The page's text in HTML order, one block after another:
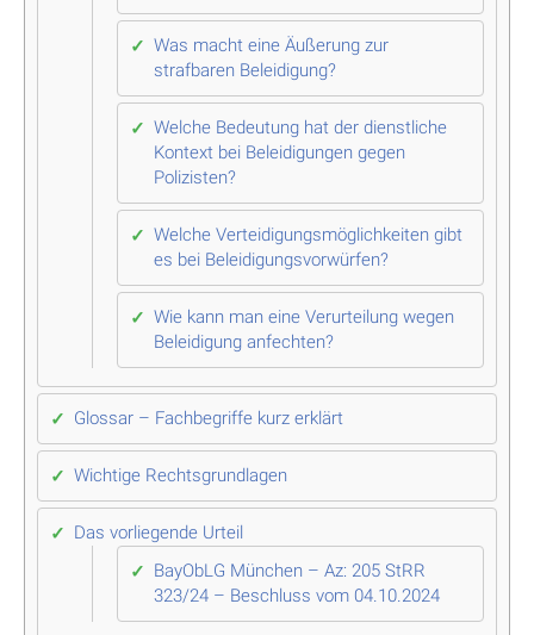
Was macht eine Äußerung zur
strafbaren Beleidigung?
Welche Bedeutung hat der dienstliche
Kontext bei Beleidigungen gegen
Polizisten?
Welche Verteidigungsmöglichkeiten gibt
es bei Beleidigungsvorwürfen?
Wie kann man eine Verurteilung wegen
Beleidigung anfechten?
Glossar – Fachbegriffe kurz erklärt
Wichtige Rechtsgrundlagen
Das vorliegende Urteil
BayObLG München – Az: 205 StRR
323/24 – Beschluss vom 04.10.2024